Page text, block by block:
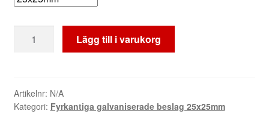
vinkel
mm
-
Lägg till i varukorg
Artikelnr: N/A
Kategori: Fyrkantiga galvaniserade beslag 25x25mm